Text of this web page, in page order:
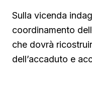
Sulla vicenda
coordinamento
che dovrà
dell’accaduto e